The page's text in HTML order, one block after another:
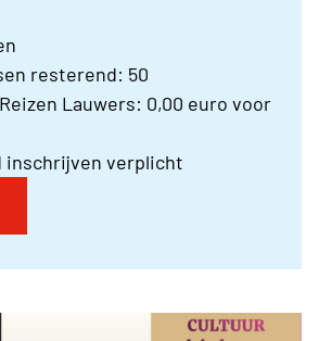
resterend: 50
Lauwers: 0,00 euro voor
inschrijven verplicht